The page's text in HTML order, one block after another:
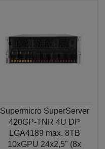
Supermicro SuperServer
420GP-TNR 4U DP
LGA4189 max. 8TB
10xGPU 24x2,5" (8x